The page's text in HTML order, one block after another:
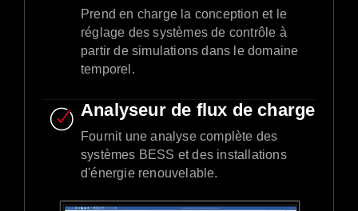
Prend en charge la conception et le
réglage des systèmes de contrôle à
partir de simulations dans le domaine
temporel.
Analyseur de flux de charge
Fournit une analyse complète des
systèmes BESS et des installations
d'énergie renouvelable.